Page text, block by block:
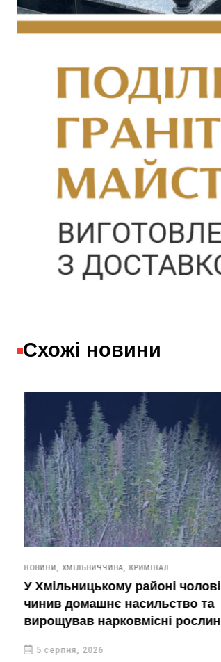
Схожі новини
НОВИНИ, ХМІЛЬНИЧЧИНА, КРИМІНАЛ
У Хмільницькому районі чоловік
чинив домашнє насильство та
вирощував нарковмісні рослини
5 серпня, 2026